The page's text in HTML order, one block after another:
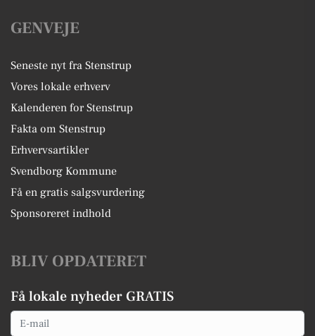
GENVEJE
Seneste nyt fra Stenstrup
Vores lokale erhverv
Kalenderen for Stenstrup
Fakta om Stenstrup
Erhvervsartikler
Svendborg Kommune
Få en gratis salgsvurdering
Sponsoreret indhold
BLIV OPDATERET
Få lokale nyheder GRATIS
Email